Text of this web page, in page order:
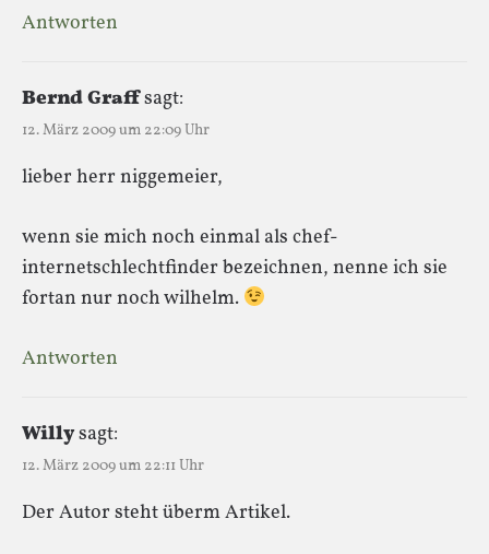
Antworten
Bernd Graffsagt:
12. März 2009 um 22:09 Uhr
lieber herr niggemeier,
wenn sie mich noch einmal als chef-
internetschlechtfinder bezeichnen, nenne ich sie
fortan nur noch wilhelm.
Antworten
Willysagt:
12. März 2009 um 22:11 Uhr
Der Autor steht überm Artikel.